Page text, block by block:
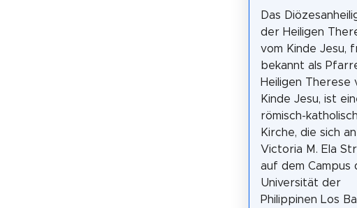
Das
der Heiligen
vom Kinde Jesu,
bekannt als
Heiligen Therese
Kinde Jesu, ist
römisch-
Kirche, die sich
Victoria M. Ela
auf dem Campus
Universität der
Philippinen Los